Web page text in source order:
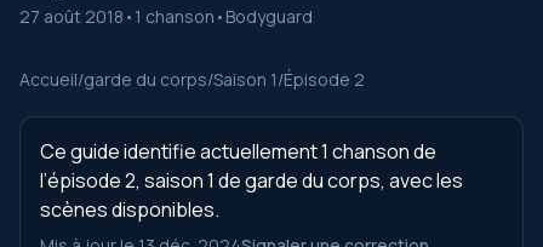
27 août 2018 • 1 chanson • Bodyguard
Accueil/garde du corps/Saison 1/Épisode 2
Ce guide identifie actuellement 1 chanson de
l’épisode 2, saison 1 de garde du corps, avec les
scènes disponibles.